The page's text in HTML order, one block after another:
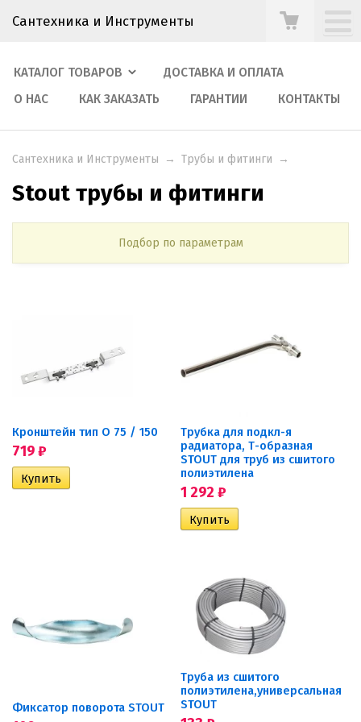
Сантехника и Инструменты
КАТАЛОГ ТОВАРОВ
ДОСТАВКА И ОПЛАТА
О НАС
КАК ЗАКАЗАТЬ ГАРАНТИИ КОНТАКТЫ
Сантехника и Инструменты → Трубы и фитинги →
Stout трубы и фитинги
Подбор по параметрам
Кронштейн тип O 75 / 150
719₽
Трубка для подкл-я
радиатора, Т-образная
STOUT для труб из сшитого
полиэтилена
1 292 ₽
Фиксатор поворота STOUT
Труба из сшитого
полиэтилена,универсальная
STOUT